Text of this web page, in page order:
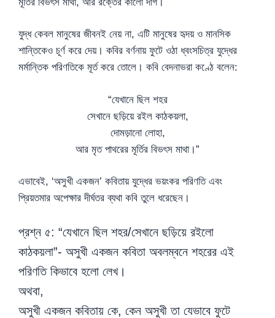
যুদ্ধ কেবল মানুষের জীবনই নেয় না, এটি মানুষের হৃদয় ও মানসিক
শান্তিকেও চূর্ণ করে দেয়। কবির বর্ণনায় ফুটে ওঠা ধ্বংসচিত্র যুদ্ধের
মর্মান্তিক পরিণতিকে মূর্ত করে তোলে। কবি বেদনাভরা কণ্ঠে বলেন:
“যেখানে ছিল শহর
সেখানে ছড়িয়ে রইল কাঠকয়লা,
দোমড়ানো লোহা,
আর মৃত পাথরের মূর্তির বিভৎস মাথা।”
এভাবেই, ‘অসুখী একজন’ কবিতায় যুদ্ধের ভয়ংকর পরিণতি এবং
প্রিয়তমার অপেক্ষার দীর্ঘতর ব্যথা কবি তুলে ধরেছেন।
প্রশ্ন ৫: “যেখানে ছিল শহর/সেখানে ছড়িয়ে রইলো
কাঠকয়লা”- অসুখী একজন কবিতা অবলম্বনে শহরের এই
পরিণতি কিভাবে হলো লেখ।
অথবা,
অসুখী একজন কবিতায় কে, কেন অসুখী তা যেভাবে ফুটে